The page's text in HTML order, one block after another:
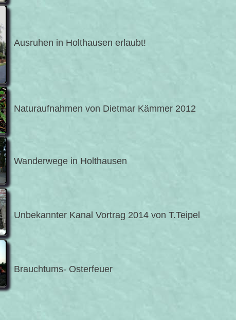
Ausruhen in Holthausen erlaubt!
Naturaufnahmen von Dietmar Kämmer 2012
Wanderwege in Holthausen
Unbekannter Kanal Vortrag 2014 von T.Teipel
Brauchtums- Osterfeuer